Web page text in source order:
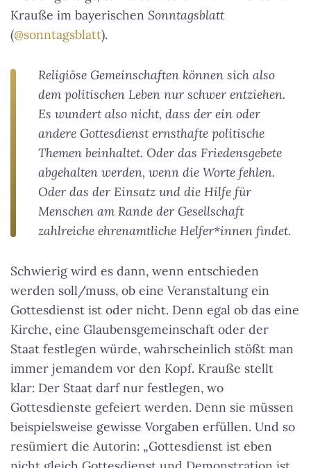
Krauße im bayerischen Sonntagsblatt
(@sonntagsblatt).
Religiöse Gemeinschaften können sich also
dem politischen Leben nur schwer entziehen.
Es wundert also nicht, dass der ein oder
andere Gottesdienst ernsthafte politische
Themen beinhaltet. Oder das Friedensgebete
abgehalten werden, wenn die Worte fehlen.
Oder das der Einsatz und die Hilfe für
Menschen am Rande der Gesellschaft
zahlreiche ehrenamtliche Helfer*innen findet.
Schwierig wird es dann, wenn entschieden
werden soll/muss, ob eine Veranstaltung ein
Gottesdienst ist oder nicht. Denn egal ob das eine
Kirche, eine Glaubensgemeinschaft oder der
Staat festlegen würde, wahrscheinlich stößt man
immer jemandem vor den Kopf. Krauße stellt
klar: Der Staat darf nur festlegen, wo
Gottesdienste gefeiert werden. Denn sie müssen
beispielsweise gewisse Vorgaben erfüllen. Und so
resümiert die Autorin: „Gottesdienst ist eben